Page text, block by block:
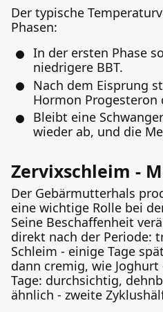
Der typische
Phasen:
In der ersten Phase
niedrigere BBT.
Nach dem Eisprung
Hormon Progesteron
Bleibt eine
wieder ab, und die
Zervixschleim -
Der Gebärmutterhals
eine wichtige Rolle bei
Seine Beschaffenheit
direkt nach der Periode:
Schleim - einige Tage
dann cremig, wie
Tage: durchsichtig,
ähnlich - zweite